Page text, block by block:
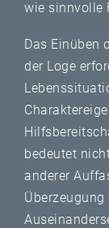
wie sinnvolle
Das Einüben
der Loge
bedeutet
anderer